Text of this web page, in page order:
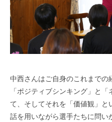
中西さんはご自身のこれまで
「ポジティブシンキング」と
て、そしてそれを「価値観」と
話を用いながら選手たちに問い